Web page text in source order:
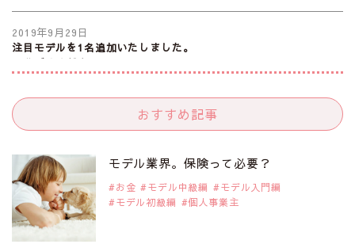
2019年9月29日
注目モデルを1名追加いたしました。
是非ご覧ください。
2019年9月29日
是非ご覧ください。
注目モデル 水原佑果さん
2019年9月29日
おすすめ記事
モデル業界。保険って必要？
お金 モデル中級編
モデル入門編
モデル初級編
個人事業主